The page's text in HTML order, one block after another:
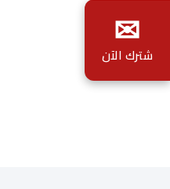
✉
شترك الآن